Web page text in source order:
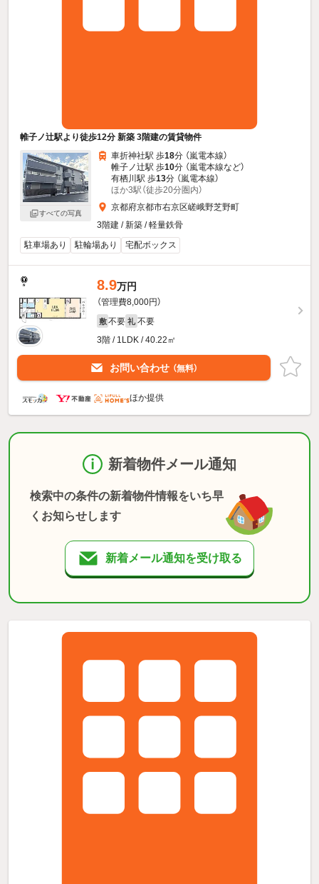
帷子ノ辻駅より徒歩12分 新築 3階建の賃貸物件
すべての写真
車折神社駅 歩18分 （嵐電本線）
帷子ノ辻駅 歩10分 （嵐電本線など）
有栖川駅 歩13分 （嵐電本線）
ほか3駅（徒歩20分圏内）
京都府京都市右京区嵯峨野芝野町
3階建 / 新築 / 軽量鉄骨
駐車場あり
駐輪場あり 宅配ボックス
8.9万円
（管理費8,000円）
敷 不要 礼 不要
3階 / 1LDK / 40.22㎡
お問い合わせ （無料）
ほか提供
新着物件メール通知
検索中の条件の新着物件情報をいち早
くお知らせします
新着メール通知を受け取る